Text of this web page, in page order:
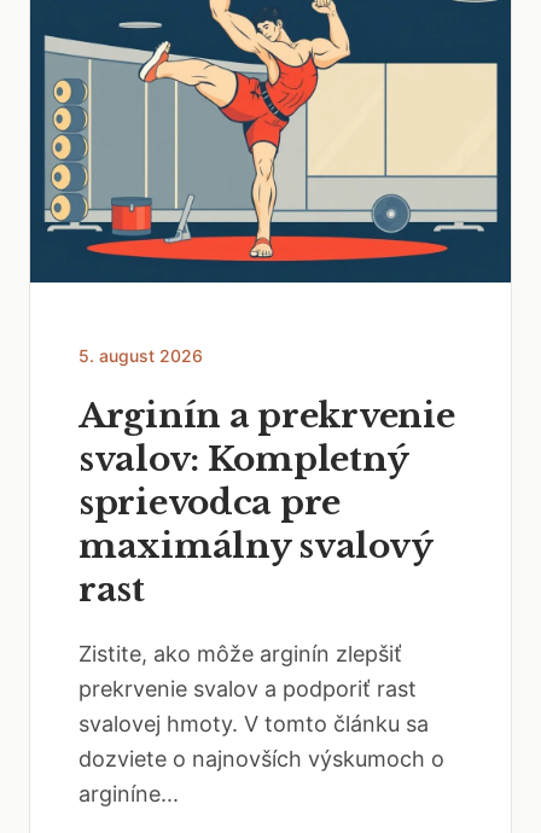
5. august 2026
Arginín a prekrvenie
svalov: Kompletný
sprievodca pre
maximálny svalový
rast
Zistite, ako môže arginín zlepšiť
prekrvenie svalov a podporiť rast
svalovej hmoty. V tomto článku sa
dozviete o najnovších výskumoch o
arginíne...